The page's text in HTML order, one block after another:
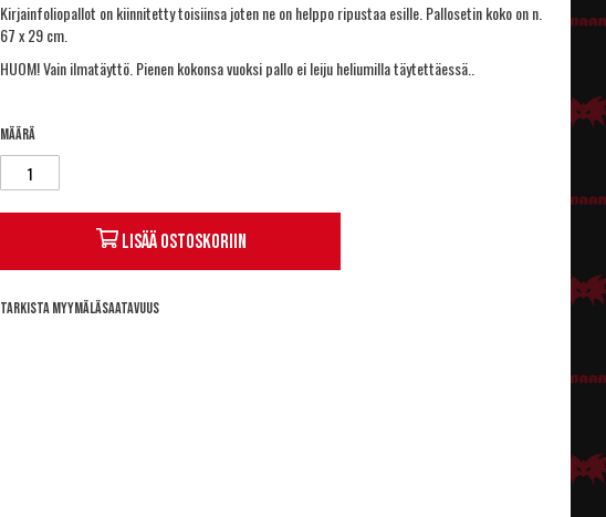
Kirjainfoliopallot on kiinnitetty toisiinsa joten ne on helppo ripustaa esille. Pallosetin koko on n.
67 x 29 cm.
HUOM! Vain ilmatäyttö. Pienen kokonsa vuoksi pallo ei leiju heliumilla täytettäessä..
Määrä
Lisää ostoskoriin
Tarkista myymäläsaatavuus